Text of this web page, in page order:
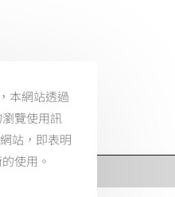
本網站透過
覽使用訊
站，即表明
使用。